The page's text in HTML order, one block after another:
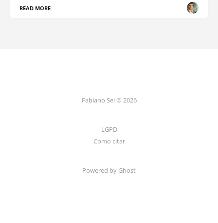
READ MORE
Fabiano Sei © 2026
LGPD
Como citar
Powered by Ghost